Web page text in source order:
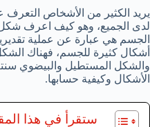
يريد الكثير من الأشخاص التعرف
لدى الجميع، وهو كيف اعرف
الجسم هي عبارة عن عملية
أشكال كثيرة للجسم، فهناك
والشكل المستطيل والبيضوي
الأشكال وكيفية حسابها.
ستقرأ في هذا